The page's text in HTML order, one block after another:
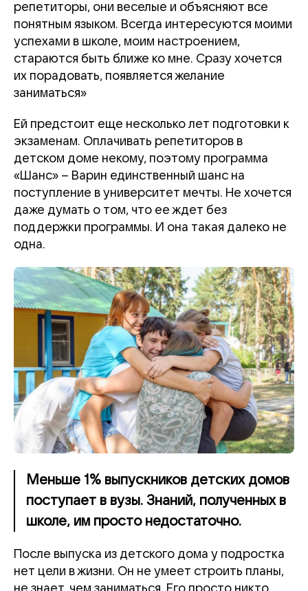
репетиторы, они веселые и объясняют все
понятным языком. Всегда интересуются моими
успехами в школе, моим настроением,
стараются быть ближе ко мне. Сразу хочется
их порадовать, появляется желание
заниматься»
Ей предстоит еще несколько лет подготовки к
экзаменам. Оплачивать репетиторов в
детском доме некому, поэтому программа
«Шанс» – Варин единственный шанс на
поступление в университет мечты. Не хочется
даже думать о том, что ее ждет без
поддержки программы. И она такая далеко не
одна.
Меньше 1% выпускников детских домов
поступает в вузы. Знаний, полученных в
школе, им просто недостаточно.
После выпуска из детского дома у подростка
нет цели в жизни. Он не умеет строить планы,